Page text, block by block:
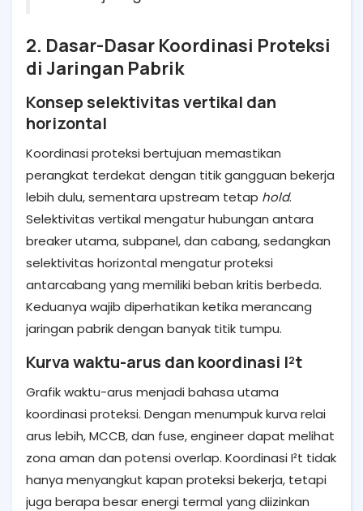
2. Dasar-Dasar Koordinasi Proteksi
di Jaringan Pabrik
Konsep selektivitas vertikal dan
horizontal
Koordinasi proteksi bertujuan memastikan
perangkat terdekat dengan titik gangguan bekerja
lebih dulu, sementara upstream tetap hold.
Selektivitas vertikal mengatur hubungan antara
breaker utama, subpanel, dan cabang, sedangkan
selektivitas horizontal mengatur proteksi
antarcabang yang memiliki beban kritis berbeda.
Keduanya wajib diperhatikan ketika merancang
jaringan pabrik dengan banyak titik tumpu.
Kurva waktu-arus dan koordinasi I²t
Grafik waktu-arus menjadi bahasa utama
koordinasi proteksi. Dengan menumpuk kurva relai
arus lebih, MCCB, dan fuse, engineer dapat melihat
zona aman dan potensi overlap. Koordinasi I²t tidak
hanya menyangkut kapan proteksi bekerja, tetapi
juga berapa besar energi termal yang diizinkan